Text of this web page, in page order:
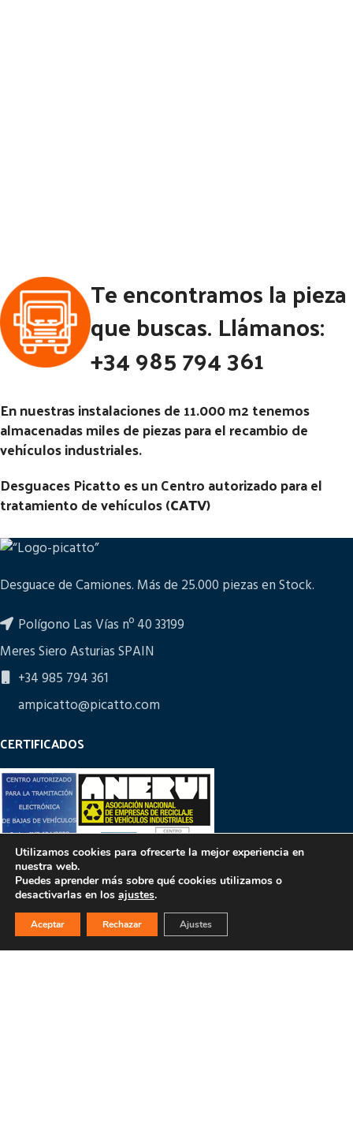
Te encontramos la pieza
que buscas. Llámanos:
+34 985 794 361
En nuestras instalaciones de 11.000 m2 tenemos
almacenadas miles de piezas para el recambio de
vehículos industriales.
Desguaces Picatto es un Centro autorizado para el
tratamiento de vehículos (CATV)
Desguace de Camiones. Más de 25.000 piezas en Stock.
Polígono Las Vías nº 40 33199
Meres Siero Asturias SPAIN
+34 985 794 361
ampicatto@picatto.com
CERTIFICADOS
PULSA PARA MÁS INFORMACIÓN
Utilizamos cookies para ofrecerte la mejor experiencia en
nuestra web.
Puedes aprender más sobre qué cookies utilizamos o
desactivarlas en los ajustes.
Aceptar Rechazar Ajustes